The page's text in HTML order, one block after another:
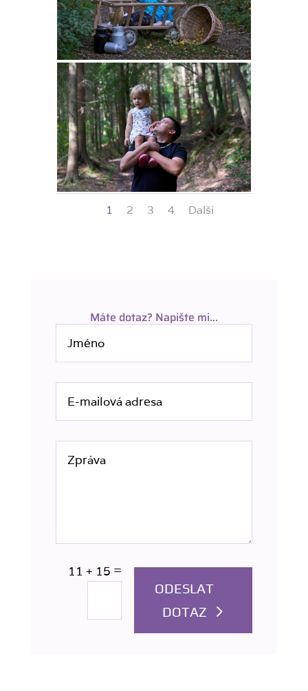
1 2 3 4 Další
Máte dotaz? Napište mi...
11 + 15 =
ODESLAT
DOTAZ